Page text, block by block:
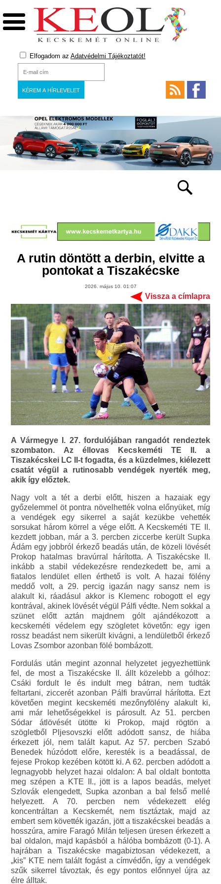
Elfogadom az Adatvédelmi Tájékoztatót!
A rutin döntött a derbin, elvitte a
pontokat a Tiszakécske
2026. május 10. 01:07
Vissza a címlapra
A Vármegye I. 27. fordulójában rangadót rendeztek
szombaton. Az éllovas Kecskeméti TE II. a
Tiszakécskei LC II-t fogadta, és a küzdelmes, kiélezett
csatát végül a rutinosabb vendégek nyerték meg,
akik így előztek.
Nagy volt a tét a derbi előtt, hiszen a hazaiak egy
győzelemmel öt pontra növelhették volna előnyüket, míg
a vendégek egy sikerrel a saját kezükbe vehették
sorsukat három körrel a vége előtt. A Kecskeméti TE II.
kezdett jobban, már a 3. percben ziccerbe került Supka
Ádám egy jobbról érkező beadás után, de közeli lövését
Prokop hatalmas bravúrral hárította. A Tiszakécske II.
inkább a stabil védekezésre rendezkedett be, ami a
fiatalos lendület ellen érthető is volt. A hazai fölény
meddő volt, a 29. percig igazán nagy sansz nem is
alakult ki, ráadásul akkor is Klemenc robogott el egy
kontrával, akinek lövését végül Pálfi védte. Nem sokkal a
szünet előtt aztán majdnem gólt ajándékozott a
kecskeméti védelem egy szögletet követőn: egy igen
rossz beadást nem sikerült kivágni, a lendületből érkező
Lovas Zsombor azonban fölé bombázott.
Fordulás után megint azonnal helyzetet jegyezhettünk
fel, de most a Tiszakécske II. állt közelebb a gólhoz:
Csáki fordult le és indult meg bátran, nem tudták
feltartani, ziccerét azonban Pálfi bravúrral hárította. Ezt
követően megint kecskeméti mezőnyfölény alakult ki,
ami már lehetőségekkel is párosult. Az 51. percben
Sódar átlövését ütötte ki Prokop, majd rögtön a
szögletből Pljesovszki előtt adódott sansz, de hiába
érkezett jól, nem talált kaput. Az 57. percben Szabó
Benedek húzódott előre, keresték is a beadással, de
fejese Prokop kezében kötött ki. A 62. percben adódott a
legnagyobb helyzet hazai oldalon: A bal oldalt bontotta
meg szépen a KTE II., jött is a lapos beadás, melyet
Szlovák elengedett, Supka azonban a bal felső mellé
helyezett. A 70. percben nem védekezett elég
koncentráltan a Kecskemét, nem tisztáztak, majd az
embert sem követték igazán, jött a tiszakécskei beadás a
hosszúra, amire Faragó Milán teljesen üresen érkezett a
bal oldalon, majd kapásból a hálóba bombázott (0-1). A
hajrában a Tiszakécske magabiztosan védekezett, a
„kis” KTE nem talált fogást a címvédőn, így a vendégek
szűk sikerrel távoztak, és egy pontos előnnyel újra az
élre álltak.